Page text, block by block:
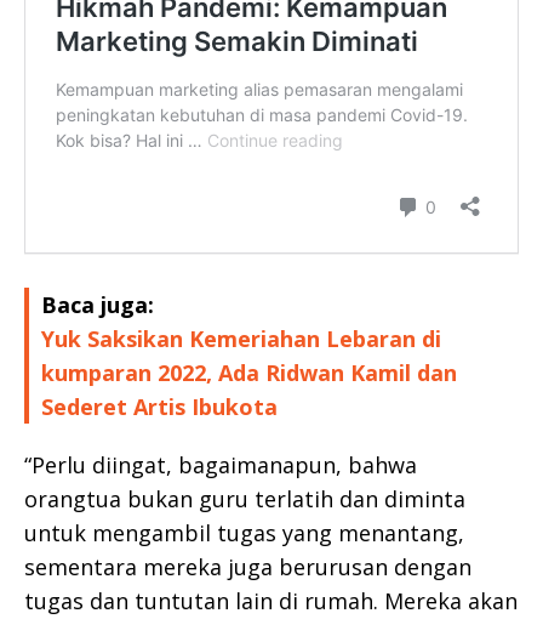
Baca juga:
Yuk Saksikan Kemeriahan Lebaran di
kumparan 2022, Ada Ridwan Kamil dan
Sederet Artis Ibukota
“Perlu diingat, bagaimanapun, bahwa
orangtua bukan guru terlatih dan diminta
untuk mengambil tugas yang menantang,
sementara mereka juga berurusan dengan
tugas dan tuntutan lain di rumah. Mereka akan